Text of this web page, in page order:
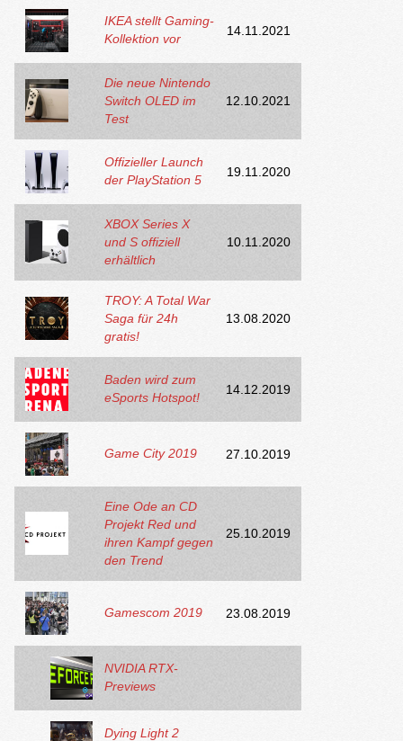
IKEA stellt Gaming-
Kollektion vor
14.11.2021
Die neue Nintendo
Switch OLED im
Test
12.10.2021
Offizieller Launch
der PlayStation 5
19.11.2020
XBOX Series X
und S offiziell
erhältlich
10.11.2020
TROY: A Total War
Saga für 24h
gratis!
13.08.2020
Baden wird zum
eSports Hotspot!
14.12.2019
Game City 2019 27.10.2019
Eine Ode an CD
Projekt Red und
ihren Kampf gegen
den Trend
25.10.2019
Gamescom 2019 23.08.2019
NVIDIA RTX-
Previews
Dying Light 2